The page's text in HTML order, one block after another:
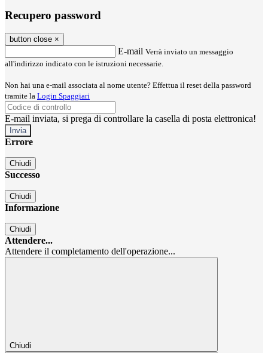
Recupero password
button close ×
E-mail Verrà inviato un messaggio
all'indirizzo indicato con le istruzioni necessarie.
Non hai una e-mail associata al nome utente? Effettua il reset della password
tramite la Login Spaggiari
E-mail inviata, si prega di controllare la casella di posta elettronica!
Errore
Chiudi
Successo
Chiudi
Informazione
Chiudi
Attendere...
Attendere il completamento dell'operazione...
Chiudi